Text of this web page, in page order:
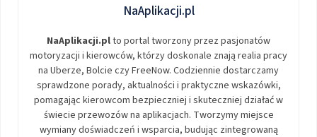
NaAplikacji.pl
NaAplikacji.plto portal tworzony przez pasjonatów
motoryzacji i kierowców, którzy doskonale znają realia pracy
na Uberze, Bolcie czy FreeNow. Codziennie dostarczamy
sprawdzone porady, aktualności i praktyczne wskazówki,
pomagając kierowcom bezpieczniej i skuteczniej działać w
świecie przewozów na aplikacjach. Tworzymy miejsce
wymiany doświadczeń i wsparcia, budując zintegrowaną